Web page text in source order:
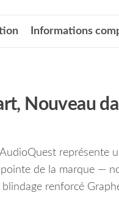
Informations
Nouveau
représente
de la marque —
renforcé